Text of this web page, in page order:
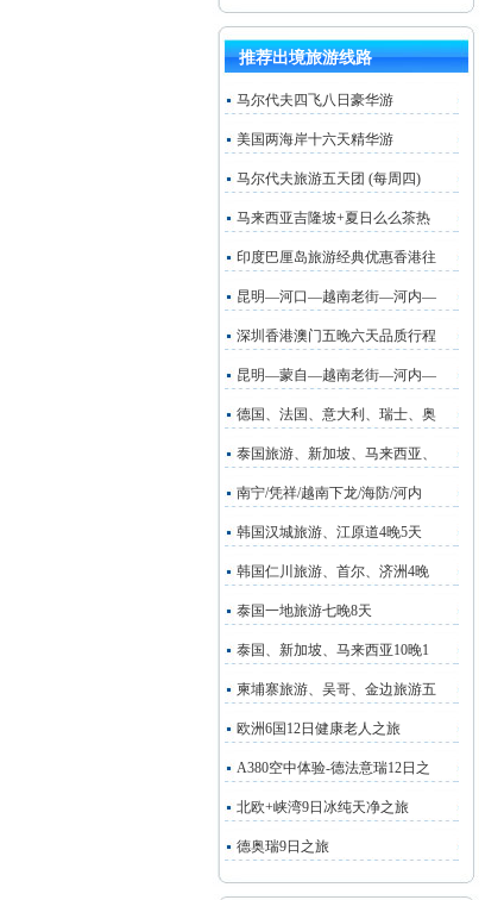
推荐出境旅游线路
马尔代夫四飞八日豪华游
美国两海岸十六天精华游
马尔代夫旅游五天团 (每周四)
马来西亚吉隆坡+夏日么么茶热
印度巴厘岛旅游经典优惠香港往
昆明—河口—越南老街—河内—
深圳香港澳门五晚六天品质行程
昆明—蒙自—越南老街—河内—
德国、法国、意大利、瑞士、奥
泰国旅游、新加坡、马来西亚、
南宁/凭祥/越南下龙/海防/河内
韩国汉城旅游、江原道4晚5天
韩国仁川旅游、首尔、济洲4晚
泰国一地旅游七晚8天
泰国、新加坡、马来西亚10晚1
柬埔寨旅游、吴哥、金边旅游五
欧洲6国12日健康老人之旅
A380空中体验-德法意瑞12日之
北欧+峡湾9日冰纯天净之旅
德奥瑞9日之旅